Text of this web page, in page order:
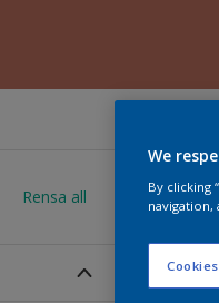
Rensa all
We
By clicking
navigation,